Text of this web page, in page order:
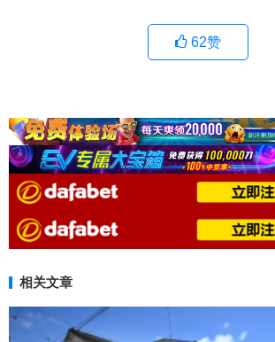
62赞
相关文章